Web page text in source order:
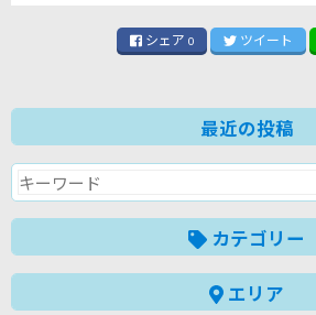
シェア 0 ツイート
最近の投稿
カテゴリー
エリア